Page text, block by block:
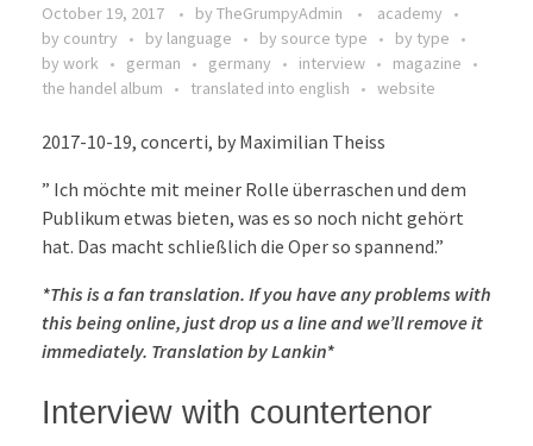
October 19, 2017 by TheGrumpyAdmin
academy
by country
by language by source type
by type
by work
german germany interview
magazine
the handel album
translated into english website
2017-10-19, concerti, by Maximilian Theiss
” Ich möchte mit meiner Rolle überraschen und dem
Publikum etwas bieten, was es so noch nicht gehört
hat. Das macht schließlich die Oper so spannend.”
*This is a fan translation. If you have any problems with
this being online, just drop us a line and we’ll remove it
immediately. Translation by Lankin*
Interview with countertenor